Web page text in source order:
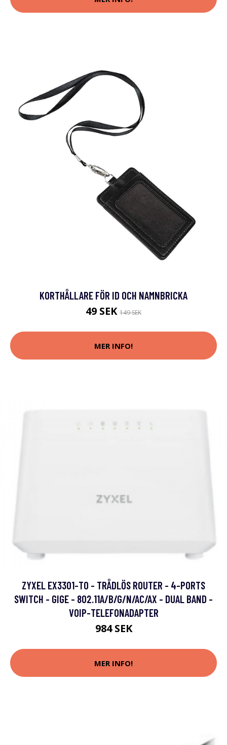
KORTHÅLLARE FÖR ID OCH NAMNBRICKA
49 SEK 149 SEK
MER INFO!
ZYXEL EX3301-T0 - TRÅDLÖS ROUTER - 4-PORTS
SWITCH - GIGE - 802.11A/B/G/N/AC/AX - DUAL BAND -
VOIP-TELEFONADAPTER
984 SEK
MER INFO!